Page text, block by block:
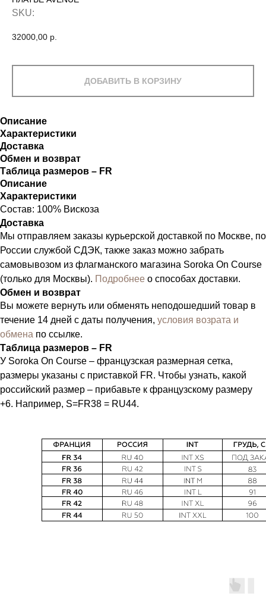
SKU:
32000,00 р.
ДОБАВИТЬ В КОРЗИНУ
Описание
Характеристики
Доставка
Обмен и возврат
Таблица размеров – FR
Описание
Характеристики
Состав: 100% Вискоза
Доставка
Мы отправляем заказы курьерской доставкой по Москве, по
России службой СДЭК, также заказ можно забрать
самовывозом из флагманского магазина Soroka On Course
(только для Москвы). Подробнее о способах доставки.
Обмен и возврат
Вы можете вернуть или обменять неподошедший товар в
течение 14 дней с даты получения, условия возрата и
обмена по ссылке.
Таблица размеров – FR
У Soroka On Course – французская размерная сетка,
размеры указаны с приставкой FR. Чтобы узнать, какой
российский размер – прибавьте к французскому размеру
+6. Например, S=FR38 = RU44.